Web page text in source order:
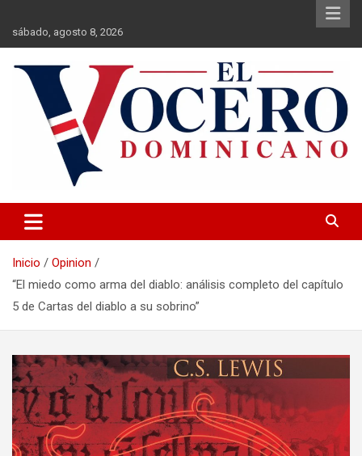
contenido
sábado, agosto 8, 2026
El Vocero Dominicano
Inicio
Opinion
“El miedo como arma del diablo: análisis completo del capítulo
5 de Cartas del diablo a su sobrino”